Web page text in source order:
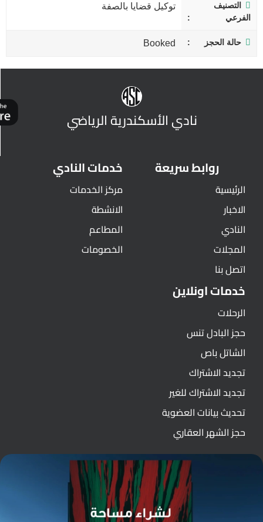
التصنيف
الفرعي
توكيل قضايا بالصفة
حالة الحجز Booked
نادي الأسكندرية الرياضي
روابط سريعة
الرئيسية
الاخبار
النادي
المجلات
اتصل بنا
خدمات النادي
مركز الخدمات
الانشطة
المطاعم
الخصومات
خدمات اونلاين
الرحلات
حجز البادل تنس
الشاتل باص
تجديد الاشتراك
تجديد الاشتراك للغير
تحديث بيانات العضوية
حجز الشهر العقاري